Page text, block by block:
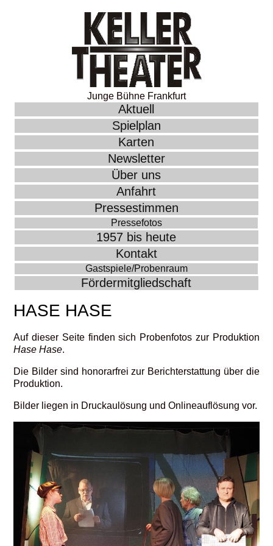
Junge Bühne Frankfurt
Aktuell
Spielplan
Karten
Newsletter
Über uns
Anfahrt
Pressestimmen
Pressefotos
1957 bis heute
Kontakt
Gastspiele/Probenraum
Fördermitgliedschaft
HASE HASE
Auf dieser Seite finden sich Probenfotos zur Produktion
Hase Hase.
Die Bilder sind honorarfrei zur Berichterstattung über die
Produktion.
Bilder liegen in Druckaulösung und Onlineauflösung vor.